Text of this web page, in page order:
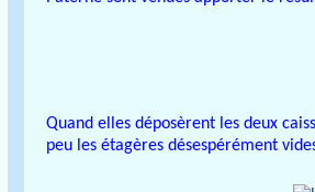
Quand elles déposèrent les deux
peu les étagères désespérément